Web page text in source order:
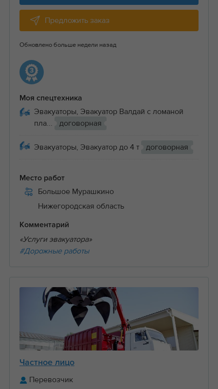
Предложить заказ
Обновлено больше недели назад
Моя спецтехника
Эвакуаторы, Эвакуатор Валдай с ломаной
пла...
договорная
Эвакуаторы, Эвакуатор до 4 т договорная
Место работ
Большое Мурашкино
Нижегородская область
Комментарий
«Услуги эвакуатора»
#Дорожные работы
Частное лицо
Перевозчик